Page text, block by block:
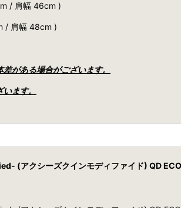
/ 肩幅 46cm )
/ 肩幅 48cm )
がある場合がございます。
ます。
(アクシーズクインモディファイド) QD